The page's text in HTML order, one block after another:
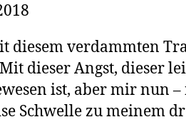
diesem verdammten
dieser Angst, dieser
ist, aber mir nun
Schwelle zu meinem